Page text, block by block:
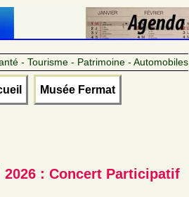
- Tourisme - Patrimoine - Automobiles
Musée Fermat
2026 : Concert Participatif